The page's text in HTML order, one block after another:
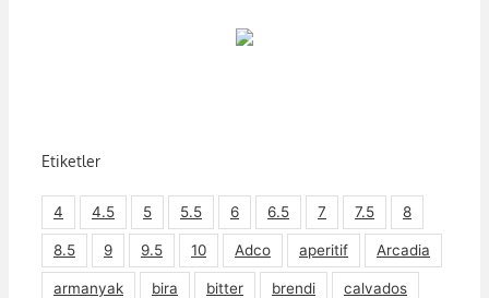
Etiketler
4 4.5 5 5.5 6 6.5 7 7.5 8
8.5 9 9.5 10 Adco aperitif Arcadia
armanyak bira bitter brendi calvados